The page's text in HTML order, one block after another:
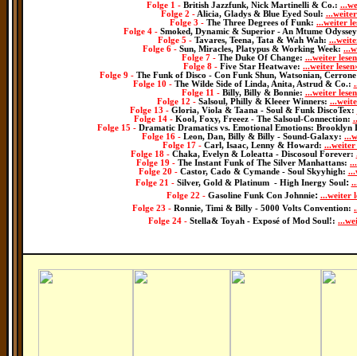
Folge 1 - British Jazzfunk, Nick Martinelli & Co.:
Folge 2 - Alicia, Gladys & Blue Eyed Soul : ...weiter
Folge 3 - The Three Degrees of Funk: ...weiter
Folge 4 - Smoked, Dynamic & Superior - An Mtume Odyssey
Folge 5 - Tavares, Teena, Tata & Wah Wah:
Folge 6 - Sun, Miracles, Platypus & Working Week:
Folge 7 - The Duke Of Change: ...weiter
Folge 8 - Five Star Heatwave: ...weiter
Folge 9 - The Funk of Disco - Con Funk Shun, Watsonian,
Folge 10 - The Wilde Side of Linda, Anita, Astrud & Co.:
Folge 11 - Billy, Billy & Bonnie: ...weiter
Folge 12 - Salsoul, Philly & Kleeer Winners:
Folge 13 - Gloria, Viola & Taana - Soul & Funk DiscoTex:
Folge 14 - Kool, Foxy, Freeez - The Salsoul-Connection:
Folge 15 - Dramatic Dramaticsvs. Emotional Emotions: Brooklyn
Folge 16 - Leon, Dan, Billy & Billy - Sound-Galaxy:
Folge 17- Carl, Isaac, Lenny & Howard : ...weiter
Folge 18- Chaka, Evelyn & Loleatta - Discosoul Forever:
Folge 19 - The Instant Funk of The Silver Manhattans:
Folge 20 - Castor, Cado & Cymande - Soul Skyyhigh:
Folge 21 - Silver, Gold & Platinum - High Inergy Soul:
Folge 22 - Gasoline Funk Con Johnnie: ...weiter
Folge 23 - Ronnie, Timi & Billy - 5000 Volts Convention:
Folge 24 - Stella& Toyah - Exposé of Mod Soul!: